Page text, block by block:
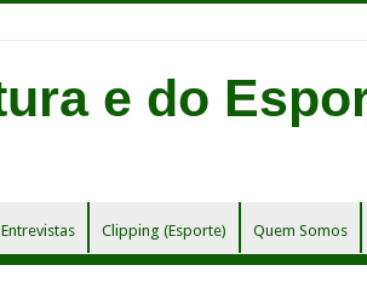
Entrevistas Clipping (Esporte) Quem Somos